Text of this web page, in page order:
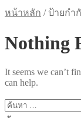
หน้าหลัก / ป้ายกำ
Nothing
It seems we can’t
can help.
ค้นหา